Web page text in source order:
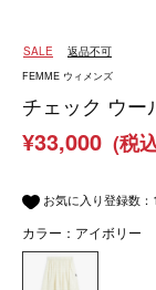
SALE 返品不可
FEMME ウィメンズ
チェック ウー
¥33,000 (税
お気に入り登録数：
カラー：アイボリー